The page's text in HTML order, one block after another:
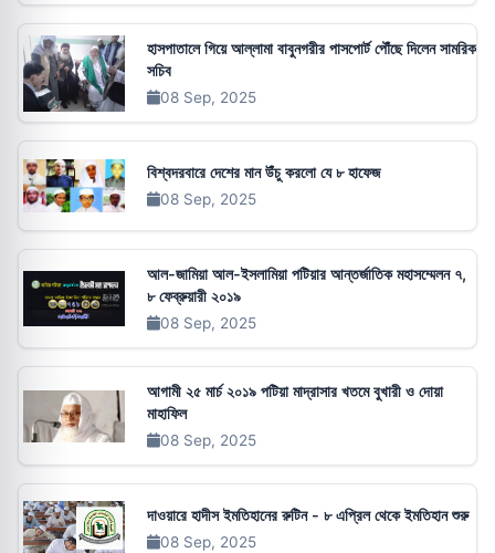
হাসপাতালে গিয়ে আল্লামা বাবুনগরীর পাসপোর্ট পৌঁছে দিলেন সামরিক
সচিব
08 Sep, 2025
বিশ্বদরবারে দেশের মান উঁচু করলো যে ৮ হাফেজ
08 Sep, 2025
আল-জামিয়া আল-ইসলামিয়া পটিয়ার আন্তর্জাতিক মহাসম্মেলন ৭,
৮ ফেব্রুয়ারী ২০১৯
08 Sep, 2025
আগামী ২৫ মার্চ ২০১৯ পটিয়া মাদ্রাসার খতমে বুখারী ও দোয়া
মাহাফিল
08 Sep, 2025
দাওয়ারে হাদীস ইমতিহানের রুটিন - ৮ এপ্রিল থেকে ইমতিহান শুরু
08 Sep, 2025